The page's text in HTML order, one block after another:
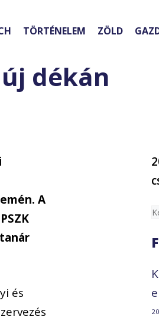
TÖRTÉNELEM ZÖLD
dékán
A
és